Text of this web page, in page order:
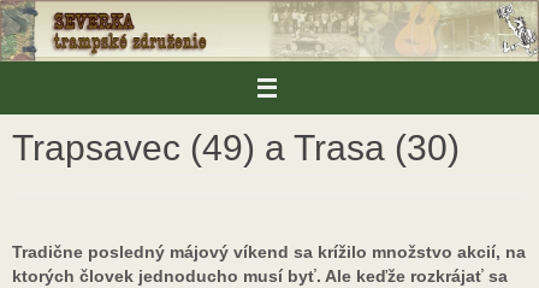
Skip
to
content
Trapsavec (49) a Trasa (30)
Tradične posledný májový víkend sa krížilo množstvo akcií, na
ktorých človek jednoducho musí byť. Ale keďže rozkrájať sa